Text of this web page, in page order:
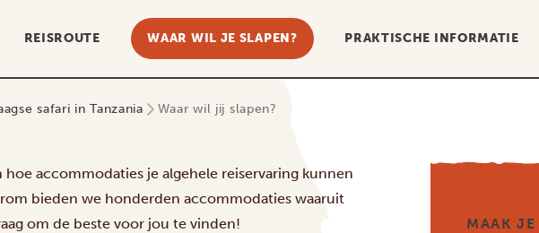
REISROUTE WAAR WIL JE SLAPEN? PRAKTISCHE INFORMATIE
safari in Tanzania Waar wil jij slapen?
hoe accommodaties je algehele reiservaring kunnen
bieden we honderden accommodaties waaruit
om de beste voor jou te vinden!
MAAK